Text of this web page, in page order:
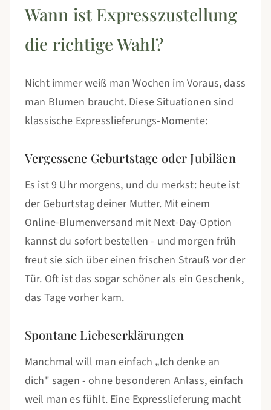
Wann ist Expresszustellung
die richtige Wahl?
Nicht immer weiß man Wochen im Voraus, dass
man Blumen braucht. Diese Situationen sind
klassische Expresslieferungs-Momente:
Vergessene Geburtstage oder Jubiläen
Es ist 9 Uhr morgens, und du merkst: heute ist
der Geburtstag deiner Mutter. Mit einem
Online-Blumenversand mit Next-Day-Option
kannst du sofort bestellen - und morgen früh
freut sie sich über einen frischen Strauß vor der
Tür. Oft ist das sogar schöner als ein Geschenk,
das Tage vorher kam.
Spontane Liebeserklärungen
Manchmal will man einfach „Ich denke an
dich" sagen - ohne besonderen Anlass, einfach
weil man es fühlt. Eine Expresslieferung macht